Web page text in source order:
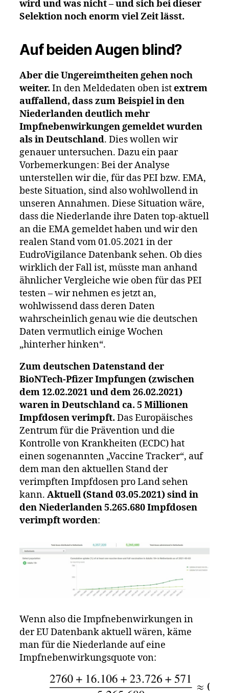
wird und was nicht – und sich bei dieser
Selektion noch enorm viel Zeit lässt.
Auf beiden Augen blind?
Aber die Ungereimtheiten gehen noch
weiter. In den Meldedaten oben istextrem
auffallend, dass zum Beispiel in den
Niederlanden deutlich mehr
Impfnebenwirkungen gemeldet wurden
als in Deutschland. Dies wollen wir
genauer untersuchen. Dazu ein paar
Vorbemerkungen: Bei der Analyse
unterstellen wir die, für das PEI bzw. EMA,
beste Situation, sind also wohlwollend in
unseren Annahmen. Diese Situation wäre,
dass die Niederlande ihre Daten top-aktuell
an die EMA gemeldet haben und wir den
realen Stand vom 01.05.2021 in der
EudroVigilance Datenbank sehen. Ob dies
wirklich der Fall ist, müsste man anhand
ähnlicher Vergleiche wie oben für das PEI
testen – wir nehmen es jetzt an,
wohlwissend dass deren Daten
wahrscheinlich genau wie die deutschen
Daten vermutlich einige Wochen
„hinterher hinken“.
Zum deutschen Datenstand der
BioNTech-Pfizer Impfungen (zwischen
dem 12.02.2021 und dem 26.02.2021)
waren in Deutschland ca. 5 Millionen
Impfdosen verimpft. Das Europäisches
Zentrum für die Prävention und die
Kontrolle von Krankheiten (ECDC) hat
einen sogenannten „Vaccine Tracker“, auf
dem man den aktuellen Stand der
verimpften Impfdosen pro Land sehen
kann. Aktuell (Stand 03.05.2021) sind in
den Niederlanden 5.265.680 Impfdosen
verimpft worden:
Wenn also die Impfnebenwirkungen in
der EU Datenbank aktuell wären, käme
man für die Niederlande auf eine
Impfnebenwirkungsquote von: